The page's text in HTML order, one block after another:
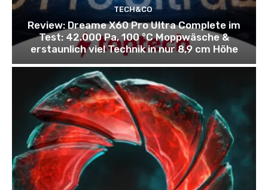
TECH&CO
Review: Dreame X60 Pro Ultra Complete im
Test: 42.000 Pa, 100 °C Moppwäsche &
erstaunlich viel Technik in nur 8,9 cm Höhe